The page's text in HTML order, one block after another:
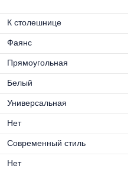
К столешнице
Фаянс
Прямоугольная
Белый
Универсальная
Нет
Современный стиль
Нет